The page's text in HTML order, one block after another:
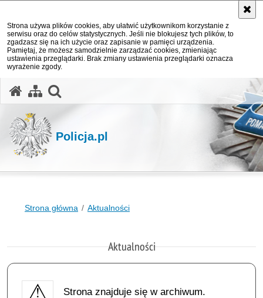
Strona używa plików cookies, aby ułatwić użytkownikom korzystanie z
serwisu oraz do celów statystycznych. Jeśli nie blokujesz tych plików, to
zgadzasz się na ich użycie oraz zapisanie w pamięci urządzenia.
Pamiętaj, że możesz samodzielnie zarządzać cookies, zmieniając
ustawienia przeglądarki. Brak zmiany ustawienia przeglądarki oznacza
wyrażenie zgody.
Policja.pl
Strona główna Aktualności
Aktualności
Strona znajduje się w archiwum.